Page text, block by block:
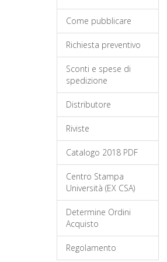
Come pubblicare
Richiesta preventivo
Sconti e spese di
spedizione
Distributore
Riviste
Catalogo 2018 PDF
Centro Stampa
Università (EX CSA)
Determine Ordini
Acquisto
Regolamento